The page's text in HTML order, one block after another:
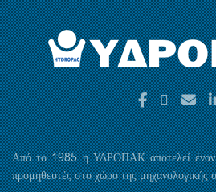
Από το 1985 η ΥΔΡΟΠΑΚ αποτελεί έναν
προμηθευτές στο χώρο της μηχανολογικής